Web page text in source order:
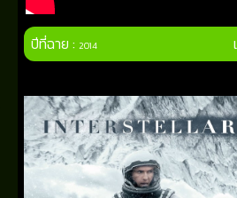
ปีที่ฉาย :2014